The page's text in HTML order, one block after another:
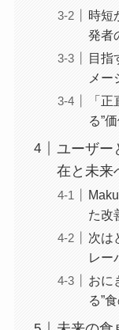
時短
発者
目指
メー
「
る”
ユーザー
在と未来
た改
次は
レー
おに
る”